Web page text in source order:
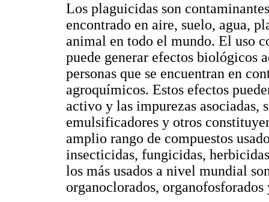
Los plaguicidas son
encontrado en aire, suelo, agua,
animal en todo el mundo. El uso
puede generar efectos biológicos
personas que se encuentran en
agroquímicos. Estos efectos
activo y las impurezas asociadas,
emulsificadores y otros
amplio rango de compuestos
insecticidas, fungicidas,
los más usados a nivel mundial
organoclorados,